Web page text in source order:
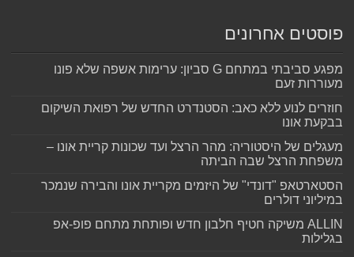
פוסטים אחרונים
מפגע סביבתי במתחם G סביון: ערימות אשפה שלא פונו
מעוררות זעם
חוזרים לנוע ללא כאב: הסטנדרט החדש של רפואת השיקום
בבקעת אונו
מעגלים של היסטוריה: מהר הרצל ועד שכונות קריית אונו –
משפחת הרצל שבה הביתה
הסטארטאפ "דונדי" של היזמים מקריית אונו והבירה שנמכר
במיליוני דולרים
ALLIN משיקה חטיף חלבון חדש ופותחת מתחם פופ-אפ
בגלילות